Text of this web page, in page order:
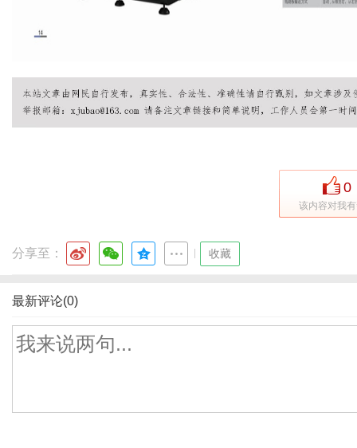
0
该内容对我
分享至： 收藏
最新评论(0)